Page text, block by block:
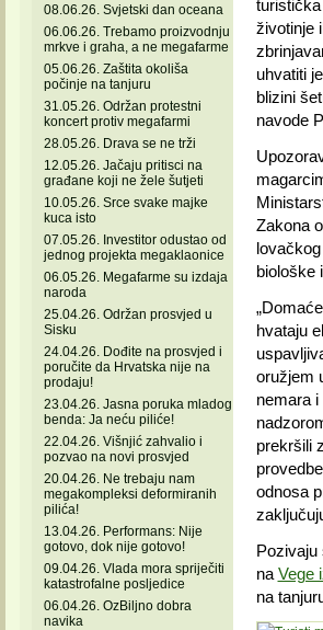
08.06.26. Svjetski dan oceana
06.06.26. Trebamo proizvodnju
mrkve i graha, a ne megafarme
05.06.26. Zaštita okoliša
počinje na tanjuru
31.05.26. Održan protestni
koncert protiv megafarmi
28.05.26. Drava se ne trži
12.05.26. Jačaju pritisci na
građane koji ne žele šutjeti
10.05.26. Srce svake majke
kuca isto
07.05.26. Investitor odustao od
jednog projekta megaklaonice
06.05.26. Megafarme su izdaja
naroda
25.04.26. Održan prosvjed u
Sisku
24.04.26. Dođite na prosvjed i
poručite da Hrvatska nije na
prodaju!
23.04.26. Jasna poruka mladog
benda: Ja neću piliće!
22.04.26. Višnjić zahvalio i
pozvao na novi prosvjed
20.04.26. Ne trebaju nam
megakompleksi deformiranih
pilića!
13.04.26. Performans: Nije
gotovo, dok nije gotovo!
09.04.26. Vlada mora spriječiti
katastrofalne posljedice
06.04.26. OzBiljno dobra
navika
životinje
uhvatiti
blizini
navode
Zakona
biološke
hvataju
oružjem
nemara
prekršili
odnosa
Pozivaju
na Vege
na